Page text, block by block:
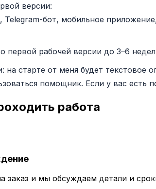
версии:
Telegram-бот, мобильное
первой рабочей версии до 3–6
на старте от меня будет
помощник. Если у вас
работа
заказ и мы обсуждаем детали и